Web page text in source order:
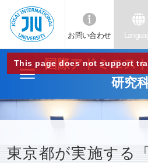
JIU
城西
国際
お問い合わせ
This page does not support
国際アドミニス
研究
東京都が実施する